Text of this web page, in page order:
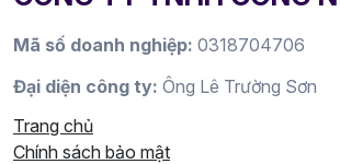
Mã số doanh nghiệp: 0318704706
Đại diện công ty: Ông Lê Trường Sơn
Trang chủ
Chính sách bảo mật